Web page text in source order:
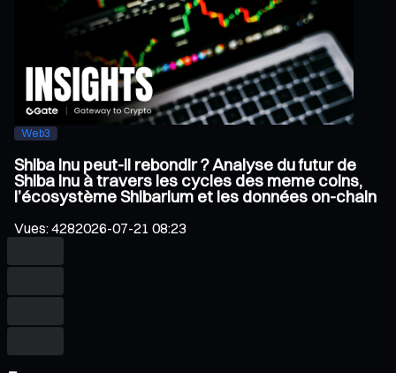
Web3
Shiba Inu peut-il rebondir ? Analyse du futur de
Shiba Inu à travers les cycles des meme coins,
l’écosystème Shibarium et les données on-chain
Vues:4282026-07-21 08:23